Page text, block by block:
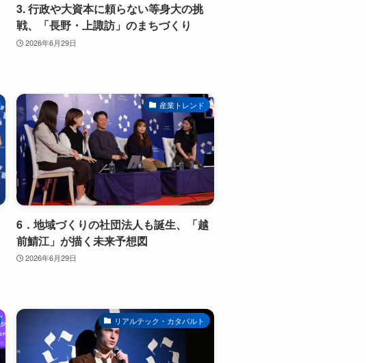
3. 行政や大資本に頼らない等身大の挑
戦、「長野・上諏訪」のまちづくり
2026年6月29日
産業トレンド
6．地域づくりの社団法人も誕生、「越
前鯖江」が描く未来予想図
2026年6月29日
リアルテック・カタパルト